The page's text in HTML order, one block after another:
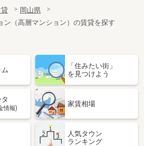
積
22.7m²
1K
町１丁目
6.20万円
岡山県岡山市北区大和町１丁目
積 26.38m²
東町
岡山県
ン（高層マンション）の賃貸を探す
「住みたい街」
を見つけよう
情報)
家賃相場
人気タウン
ランキング